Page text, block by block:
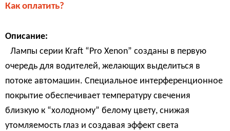
Как оплатить?
Описание:
Лампы серии Kraft “Pro Xenon” созданы в первую
очередь для водителей, желающих выделиться в
потоке автомашин. Специальное интерференционное
покрытие обеспечивает температуру свечения
близкую к “холодному” белому цвету, снижая
утомляемость глаз и создавая эффект света